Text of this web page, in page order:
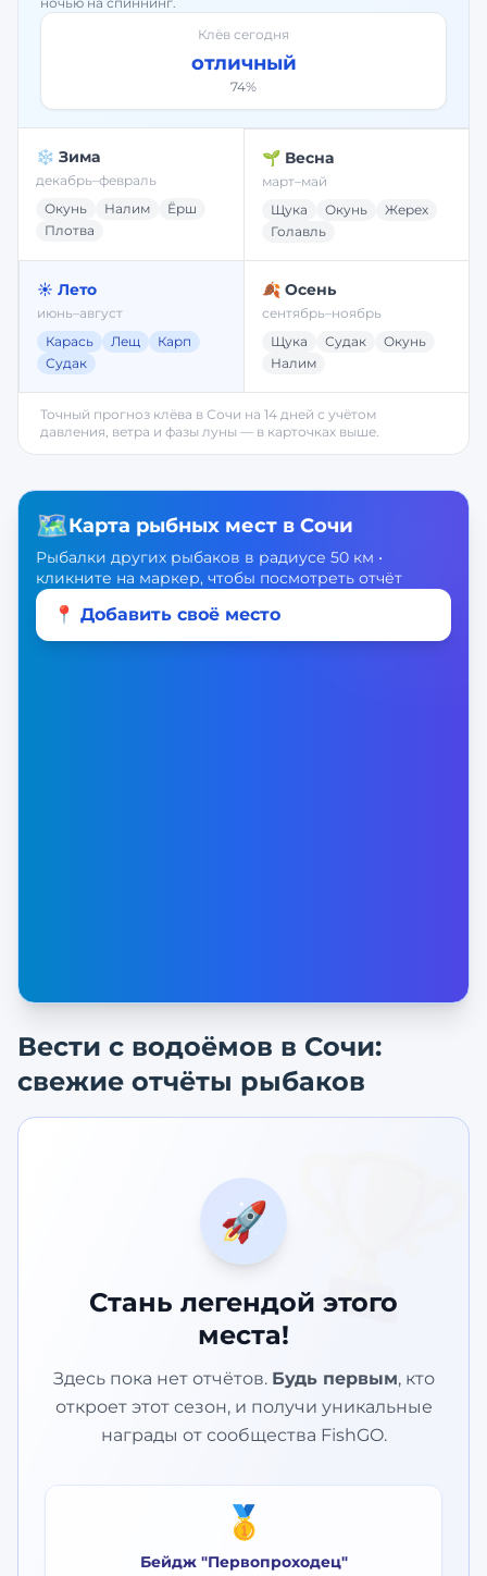
Клёв сегодня
отличный
74%
❄️ Зима
декабрь–февраль
Окунь
Налим
Ёрш
Плотва
🌱 Весна
март–май
Щука
Окунь
Жерех
Голавль
☀️ Лето
июнь–август
Карась
Лещ
Карп
Судак
🍂 Осень
сентябрь–ноябрь
Щука
Судак
Окунь
Налим
Точный прогноз клёва в Сочи на 14 дней с учётом
давления, ветра и фазы луны — в карточках выше.
🗺️Карта рыбных мест в Сочи
Рыбалки других рыбаков в радиусе 50 км •
кликните на маркер, чтобы посмотреть отчёт
📍 Добавить своё место
Вести с водоёмов в Сочи:
свежие отчёты рыбаков
🏆
🚀
Стань легендой этого
места!
Здесь пока нет отчётов. Будь первым, кто
откроет этот сезон, и получи уникальные
награды от сообщества FishGO.
🥇
Бейдж "Первопроходец"